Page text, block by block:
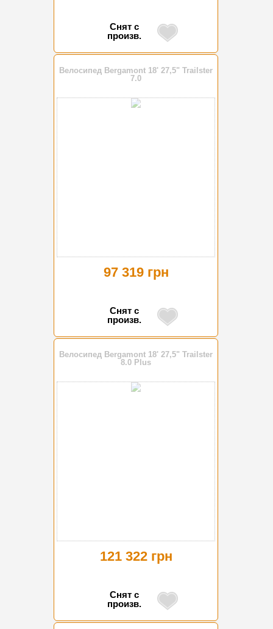
Снят с
произв.
Велосипед Bergamont 18' 27,5" Trailster
7.0
97 319 грн
Снят с
произв.
Велосипед Bergamont 18' 27,5" Trailster
8.0 Plus
121 322 грн
Снят с
произв.